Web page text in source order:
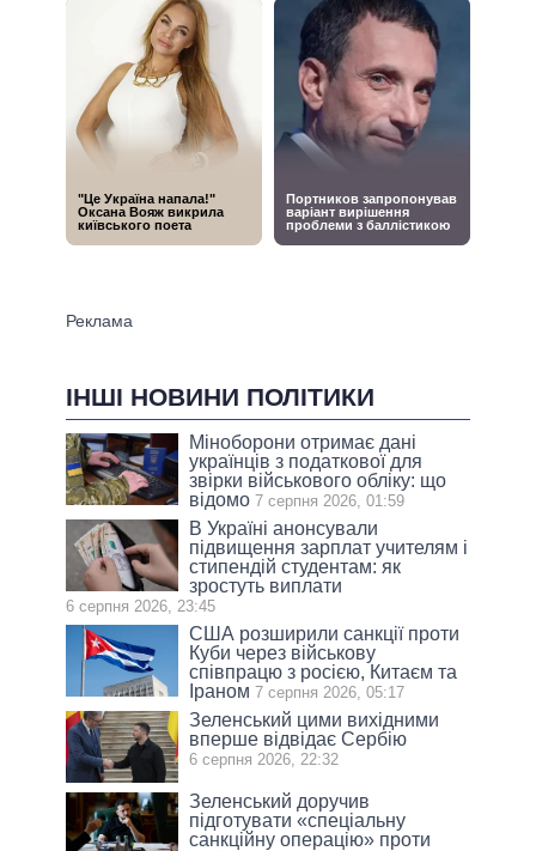
ІНШІ НОВИНИ ПОЛІТИКИ
Міноборони отримає дані
українців з податкової для
звірки військового обліку: що
відомо 7 серпня 2026, 01:59
В Україні анонсували
підвищення зарплат учителям і
стипендій студентам: як
зростуть виплати
6 серпня 2026, 23:45
США розширили санкції проти
Куби через військову
співпрацю з росією, Китаєм та
Іраном 7 серпня 2026, 05:17
Зеленський цими вихідними
вперше відвідає Сербію
6 серпня 2026, 22:32
Зеленський доручив
підготувати «спеціальну
санкційну операцію» проти